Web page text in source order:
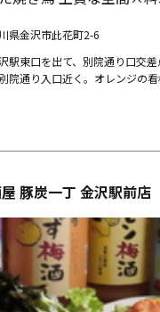
県金沢市此花町2-6
駅東口を出て、別院通り口交
院通り入口近く。オレンジの看
豚炭一丁 金沢駅前店